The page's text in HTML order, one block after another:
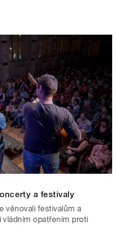
a festivaly
věnovali festivalům a
opatřením proti